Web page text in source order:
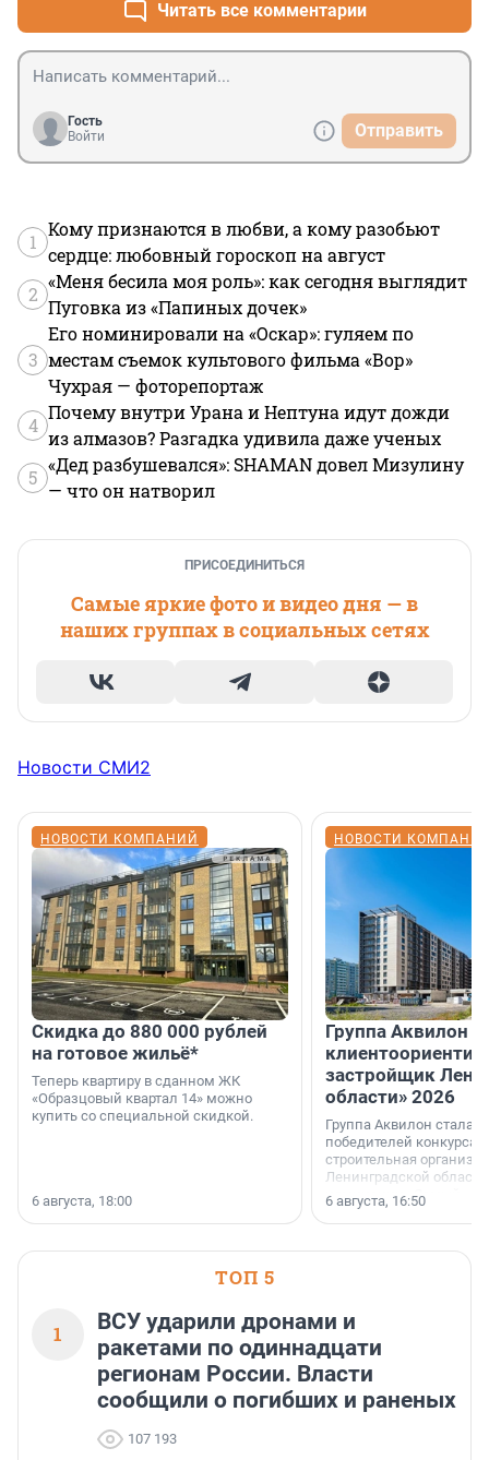
Читать все комментарии
Гость
Войти
Отправить
1
Кому признаются в любви, а кому разобьют
сердце: любовный гороскоп на август
2
«Меня бесила моя роль»: как сегодня выглядит
Пуговка из «Папиных дочек»
3
Его номинировали на «Оскар»: гуляем по
местам съемок культового фильма «Вор»
Чухрая — фоторепортаж
4
Почему внутри Урана и Нептуна идут дожди
из алмазов? Разгадка удивила даже ученых
5
«Дед разбушевался»: SHAMAN довел Мизулину
— что он натворил
ПРИСОЕДИНИТЬСЯ
Самые яркие фото и видео дня — в
наших группах в социальных сетях
Новости СМИ2
НОВОСТИ КОМПАНИЙ
Скидка до 880 000 рублей
на готовое жильё*
Теперь квартиру в сданном ЖК
«Образцовый квартал 14» можно
купить со специальной скидкой.
6 августа, 18:00
НОВОСТИ
Группа Аквилон
застройщик
области» 2026
Группа Аквилон стала
победителей конкурса
строительная
Ленинградской области
номинации «Самый
застройщик
области».
6 августа, 16:50
ТОП 5
1
ВСУ ударили дронами и
ракетами по одиннадцати
регионам России. Власти
сообщили о погибших и раненых
107 193